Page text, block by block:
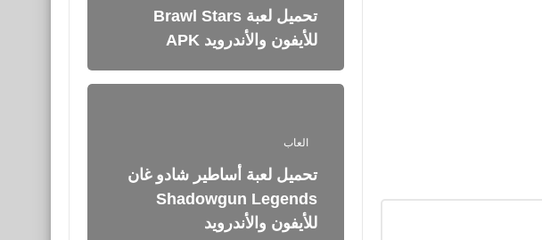
تحميل لعبة Brawl Stars
للأيفون والأندرويد APK
العاب
تحميل لعبة أساطير شادو غان
Shadowgun Legends
للأيفون والأندرويد